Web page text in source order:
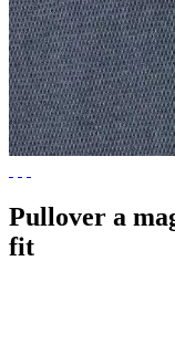
Pullover a
fit